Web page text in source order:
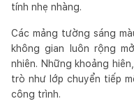
tính nhẹ nhàng.
Các mảng tường sáng
không gian luôn rộng
nhiên. Những khoảng
trò như lớp chuyển tiếp
công trình.